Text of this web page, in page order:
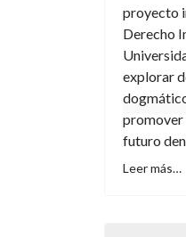
proyecto
Derecho
explorar
promover
futuro
Leer más…